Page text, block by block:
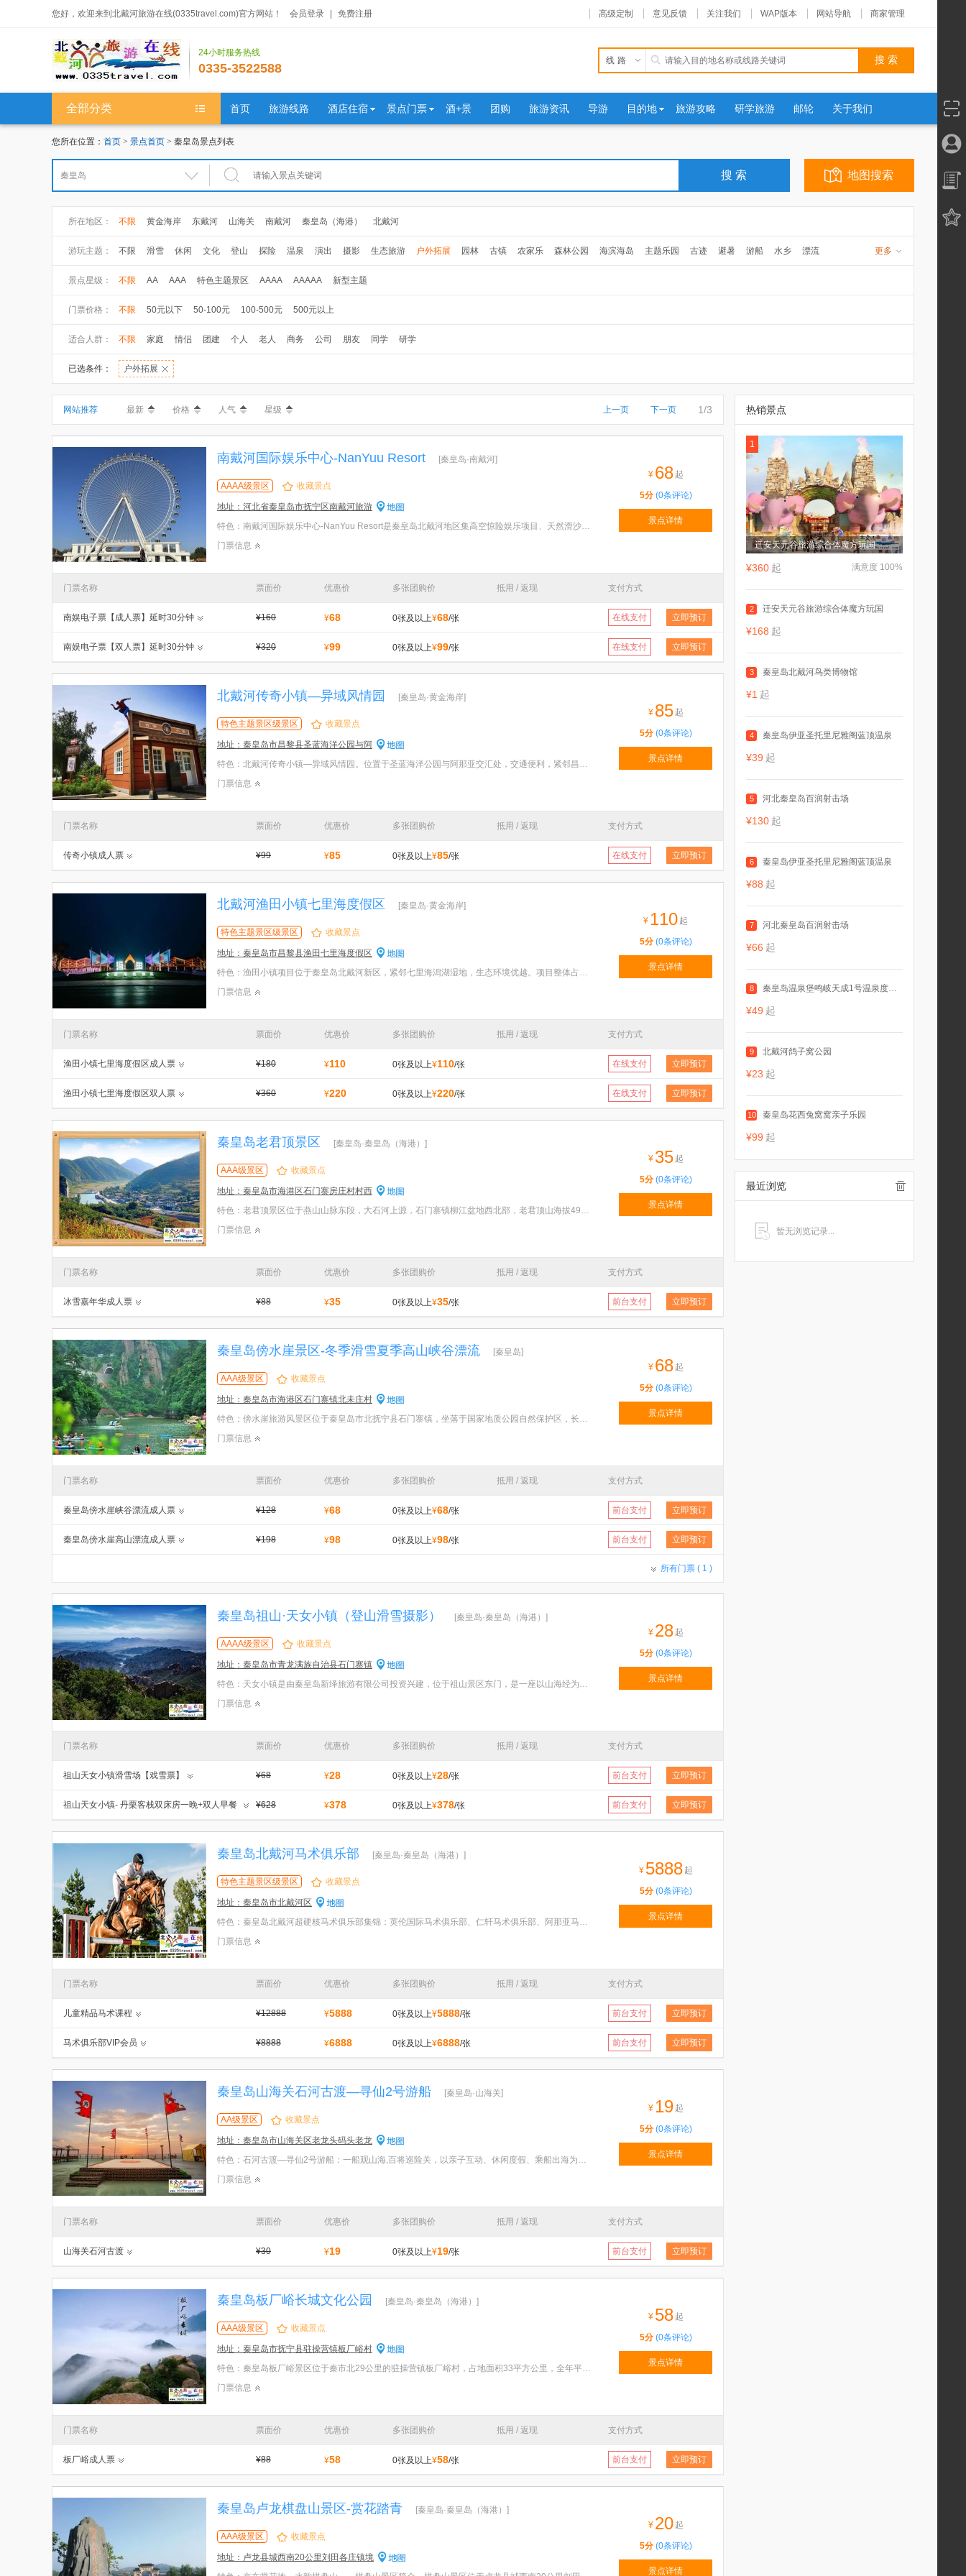
您好，欢迎来到北戴河旅游在线(0335travel.com)官方网站！ 会员登录 免费注册 高级定制 意见反馈 关注我们 WAP版本 网站导航 商家管理
24小时服务热线
0335-3522588
线路
全部分类 首页 旅游线路 酒店住宿 景点门票 酒+景 团购 旅游资讯 导游 目的地 旅游攻略 研学旅游 邮轮 关于我们
您所在位置： 首页 > 景点首页 > 秦皇岛景点列表
地图搜索
所在地区： 不限 黄金海岸 东戴河 山海关 南戴河 秦皇岛（海港） 北戴河
游玩主题： 不限 滑雪 休闲 文化 登山 探险 温泉 演出 摄影 生态旅游 户外拓展 园林 古镇 农家乐 森林公园 海滨海岛 主题乐园 古迹 避暑 游船 水乡
漂流
更多
景点星级： 不限 AA AAA 特色主题景区 AAAA AAAAA 新型主题
门票价格： 不限 50元以下 50-100元 100-500元 500元以上
适合人群： 不限 家庭 情侣 团建 个人 老人 商务 公司 朋友 同学 研学
已选条件： 户外拓展
网站推荐 最新 价格 人气 星级 上一页 下一页 1/3
南戴河国际娱乐中心-NanYuu Resort [秦皇岛·南戴河]
AAAA级景区 收藏景点
地址：河北省秦皇岛市抚宁区南戴河旅游
特色：南戴河国际娱乐中心-NanYuu Resort是秦皇岛北戴河地区集高空惊险娱乐项目、天然滑沙滑草、超高摩
门票信息
¥ 68 起
5分(0条评论)
景点详情
门票名称 票面价 优惠价 多张团购价 抵用 / 返现 支付方式
南娱电子票【成人票】延时30分钟 ¥160 ¥68 0张及以上¥68/张 在线支付 立即预订
南娱电子票【双人票】延时30分钟 ¥320 ¥99 0张及以上¥99/张 在线支付 立即预订
北戴河传奇小镇—异域风情园 [秦皇岛·黄金海岸]
特色主题景区级景区 收藏景点
地址：秦皇岛市昌黎县圣蓝海洋公园与阿
特色：北戴河传奇小镇—异域风情园。位置于圣蓝海洋公园与阿那亚交汇处，交通便利，紧邻昌黎县机场快速
门票信息
¥ 85 起
5分(0条评论)
景点详情
门票名称 票面价 优惠价 多张团购价 抵用 / 返现 支付方式
传奇小镇成人票 ¥99 ¥85 0张及以上¥85/张 在线支付 立即预订
北戴河渔田小镇七里海度假区 [秦皇岛·黄金海岸]
特色主题景区级景区 收藏景点
地址：秦皇岛市昌黎县渔田七里海度假区
特色：渔田小镇项目位于秦皇岛北戴河新区，紧邻七里海潟湖湿地，生态环境优越。项目整体占地2400亩，总
门票信息
¥ 110 起
5分(0条评论)
景点详情
门票名称 票面价 优惠价 多张团购价 抵用 / 返现 支付方式
渔田小镇七里海度假区成人票 ¥180 ¥110 0张及以上¥110/张 在线支付 立即预订
渔田小镇七里海度假区双人票 ¥360 ¥220 0张及以上¥220/张 在线支付 立即预订
秦皇岛老君顶景区 [秦皇岛·秦皇岛（海港）]
AAA级景区 收藏景点
地址：秦皇岛市海港区石门寨房庄村村西
特色：老君顶景区位于燕山山脉东段，大石河上源，石门寨镇柳江盆地西北部，老君顶山海拔497.3米。北、
门票信息
¥ 35 起
5分(0条评论)
景点详情
门票名称 票面价 优惠价 多张团购价 抵用 / 返现 支付方式
冰雪嘉年华成人票 ¥88 ¥35 0张及以上¥35/张 前台支付 立即预订
秦皇岛傍水崖景区-冬季滑雪夏季高山峡谷漂流 [秦皇岛]
AAA级景区 收藏景点
地址：秦皇岛市海港区石门寨镇北未庄村
特色：傍水崖旅游风景区位于秦皇岛市北抚宁县石门寨镇，坐落于国家地质公园自然保护区，长城脚下，柳江
门票信息
¥ 68 起
5分(0条评论)
景点详情
门票名称 票面价 优惠价 多张团购价 抵用 / 返现 支付方式
秦皇岛傍水崖峡谷漂流成人票 ¥128 ¥68 0张及以上¥68/张 前台支付 立即预订
秦皇岛傍水崖高山漂流成人票 ¥198 ¥98 0张及以上¥98/张 前台支付 立即预订
所有门票 ( 1 )
秦皇岛祖山·天女小镇（登山滑雪摄影） [秦皇岛·秦皇岛（海港）]
AAAA级景区 收藏景点
地址：秦皇岛市青龙满族自治县石门寨镇
特色：天女小镇是由秦皇岛新绎旅游有限公司投资兴建，位于祖山景区东门，是一座以山海经为文化底蕴的特
门票信息
¥ 28 起
5分(0条评论)
景点详情
门票名称 票面价 优惠价 多张团购价 抵用 / 返现 支付方式
祖山天女小镇滑雪场【戏雪票】 ¥68 ¥28 0张及以上¥28/张 前台支付 立即预订
祖山天女小镇- 丹栗客栈双床房一晚+双人早餐
+双人滑雪套票
¥628 ¥378 0张及以上¥378/张 前台支付 立即预订
秦皇岛北戴河马术俱乐部 [秦皇岛·秦皇岛（海港）]
特色主题景区级景区 收藏景点
地址：秦皇岛市北戴河区
特色：秦皇岛北戴河超硬核马术俱乐部集锦：英伦国际马术俱乐部、仁轩马术俱乐部、阿那亚马会，秦皇岛北
门票信息
¥ 5888 起
5分(0条评论)
景点详情
门票名称 票面价 优惠价 多张团购价 抵用 / 返现 支付方式
儿童精品马术课程 ¥12888 ¥5888 0张及以上¥5888/张 前台支付 立即预订
马术俱乐部VIP会员 ¥8888 ¥6888 0张及以上¥6888/张 前台支付 立即预订
秦皇岛山海关石河古渡—寻仙2号游船 [秦皇岛·山海关]
AA级景区 收藏景点
地址：秦皇岛市山海关区老龙头码头老龙
特色：石河古渡—寻仙2号游船：一船观山海,百将巡险关，以亲子互动、休闲度假、乘船出海为理念，打造唯
门票信息
¥ 19 起
5分(0条评论)
景点详情
门票名称 票面价 优惠价 多张团购价 抵用 / 返现 支付方式
山海关石河古渡 ¥30 ¥19 0张及以上¥19/张 前台支付 立即预订
秦皇岛板厂峪长城文化公园 [秦皇岛·秦皇岛（海港）]
AAA级景区 收藏景点
地址：秦皇岛市抚宁县驻操营镇板厂峪村
特色：秦皇岛板厂峪景区位于秦市北29公里的驻操营镇板厂峪村，占地面积33平方公里，全年平均气温10.5摄
门票信息
¥ 58 起
5分(0条评论)
景点详情
门票名称 票面价 优惠价 多张团购价 抵用 / 返现 支付方式
板厂峪成人票 ¥88 ¥58 0张及以上¥58/张 前台支付 立即预订
秦皇岛卢龙棋盘山景区-赏花踏青 [秦皇岛·秦皇岛（海港）]
AAA级景区 收藏景点
地址：卢龙县城西南20公里刘田各庄镇境
¥ 20 起
5分(0条评论)
景点详情
热销景点
1
迁安天元谷旅游综合体魔方玩国
满意度 100%
¥360 起
2 迁安天元谷旅游综合体魔方玩国
¥168 起
3 秦皇岛北戴河鸟类博物馆
¥1 起
4 秦皇岛伊亚圣托里尼雅阁蓝顶温泉
¥39 起
5 河北秦皇岛百润射击场
¥130 起
6 秦皇岛伊亚圣托里尼雅阁蓝顶温泉
¥88 起
7 河北秦皇岛百润射击场
¥66 起
8 秦皇岛温泉堡鸣岐天成1号温泉度假村
¥49 起
9 北戴河鸽子窝公园
¥23 起
10 秦皇岛花西兔窝窝亲子乐园
¥99 起
最近浏览
暂无浏览记录...